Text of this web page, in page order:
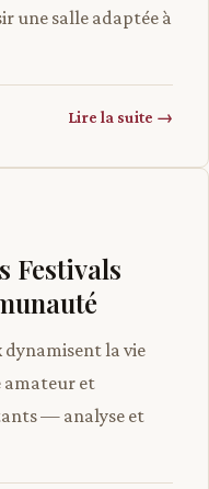
une salle adaptée à
Lire la suite →
Festivals
la vie
amateur et
— analyse et